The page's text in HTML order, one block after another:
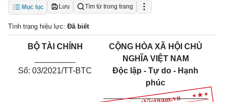
Mục lục Lưu Tìm từ trong trang
Tình trạng hiệu lực: Đã biết
BỘ TÀI CHÍNH
Số: 03/2021/TT-BTC
CỘNG HÒA XÃ HỘI CHỦ
NGHĨA VIỆT NAM
Độc ập - Tự do - Hạnh
phúc
_______________________